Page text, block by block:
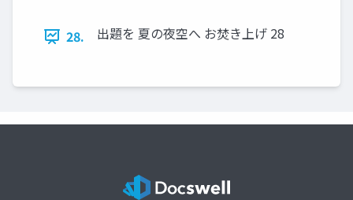
28. 出題を 夏の夜空へ お焚き上げ 28